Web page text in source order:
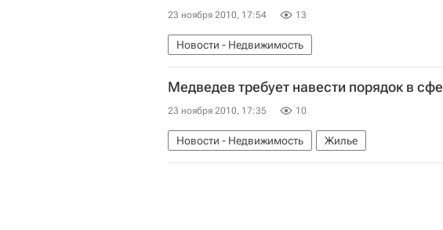
23 ноября 2010, 17:54 13
Новости - Недвижимость
Медведев требует навести порядок в
23 ноября 2010, 17:35 10
Новости - Недвижимость Жилье